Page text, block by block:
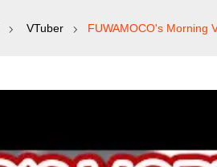
VTuber FUWAMOCO's Morning